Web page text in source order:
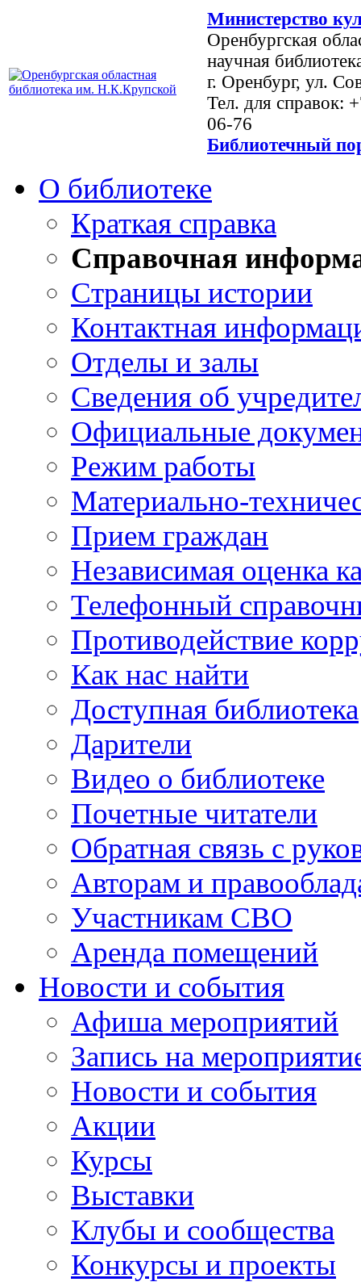
Министерство
Оренбургская
научная
г. Оренбург, ул.
Тел. для справок:
06-76
Библиотечный
О библиотеке
Краткая справка
Справочная
Страницы истории
Контактная
Отделы и залы
Сведения об
Официальные
Режим работы
Материально-
Прием граждан
Независимая оценка
Телефонный
Противодействие
Как нас найти
Доступная библиотека
Дарители
Видео о библиотеке
Почетные читатели
Обратная связь с
Авторам и
Участникам СВО
Аренда помещений
Новости и события
Афиша мероприятий
Запись на
Новости и события
Акции
Курсы
Выставки
Клубы и сообщества
Конкурсы и проекты